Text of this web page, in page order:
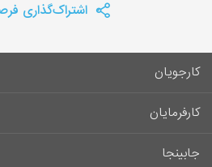
اشتراک‌گذاری
کارجویان
سوالات متداول کارجویان
کارفرمایان
راهنمای ثبت آگهی استخدام
جابینجا